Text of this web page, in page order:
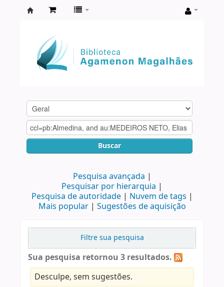
Agamenon
Magalhães
Buscar
Pesquisa avançada
Pesquisar por hierarquia
Pesquisa de autoridade
Nuvem de tags
Mais popular
Sugestões de aquisição
Filtre sua pesquisa
Sua pesquisa retornou 3 resultados.
Desculpe, sem sugestões.